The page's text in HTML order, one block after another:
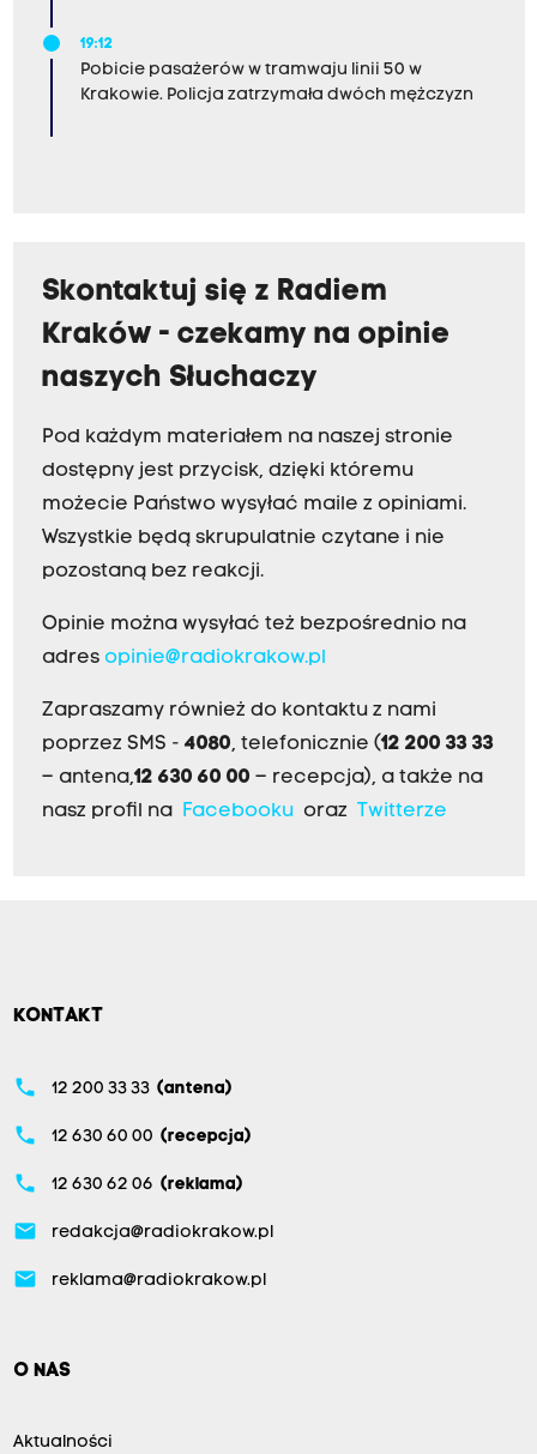
19:12
Pobicie pasażerów w tramwaju linii 50 w
Krakowie. Policja zatrzymała dwóch mężczyzn
Skontaktuj się z Radiem
Kraków - czekamy na opinie
naszych Słuchaczy
Pod każdym materiałem na naszej stronie
dostępny jest przycisk, dzięki któremu
możecie Państwo wysyłać maile z opiniami.
Wszystkie będą skrupulatnie czytane i nie
pozostaną bez reakcji.
Opinie można wysyłać też bezpośrednio na
adres opinie@radiokrakow.pl
Zapraszamy również do kontaktu z nami
poprzez SMS - 4080, telefonicznie (12 200 33 33
– antena,12 630 60 00 – recepcja), a także na
nasz profil na
Facebookuoraz Twitterze
KONTAKT
phone 12 200 33 33 (antena)
phone 12 630 60 00 (recepcja)
phone 12 630 62 06 (reklama)
email redakcja@radiokrakow.pl
email reklama@radiokrakow.pl
O NAS
Aktualności